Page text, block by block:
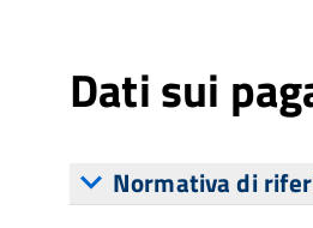
Dati sui
Normativa di